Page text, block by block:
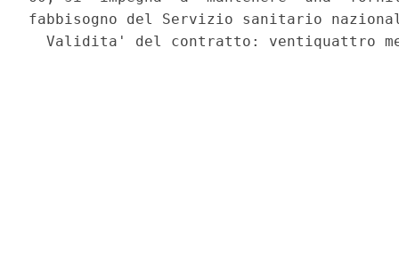
fabbisogno del Servizio sanitario